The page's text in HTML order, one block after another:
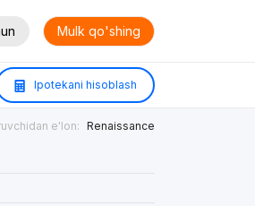
Mulk qo'shing
Ipotekani hisoblash
e'lon: Renaissance